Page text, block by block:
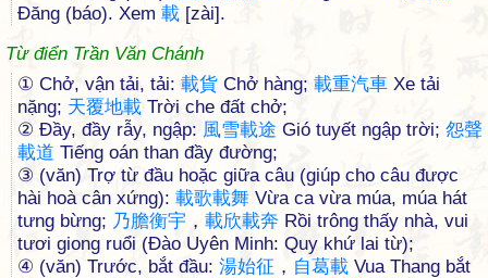
Đăng (báo). Xem 載 [zài].
Từ điển Trần Văn Chánh
① Chở, vận tải, tải: 載貨 Chở hàng; 載重汽車 Xe tải
nặng; 天覆地載 Trời che đất chở;
② Đầy, đầy rẫy, ngập: 風雪載途 Gió tuyết ngập trời; 怨聲
載道 Tiếng oán than đầy đường;
③ (văn) Trợ từ đầu hoặc giữa câu (giúp cho câu được
hài hoà cân xứng): 載歌載舞 Vừa ca vừa múa, múa hát
tưng bừng; 乃膽衡宇 ， 載欣載奔 Rồi trông thấy nhà, vui
tươi giong ruổi (Đào Uyên Minh: Quy khứ lai từ);
④ (văn) Trước, bắt đầu: 湯始征 ， 自葛載 Vua Thang bắt